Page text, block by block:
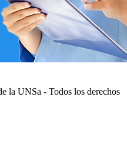
la UNSa - Todos los derechos